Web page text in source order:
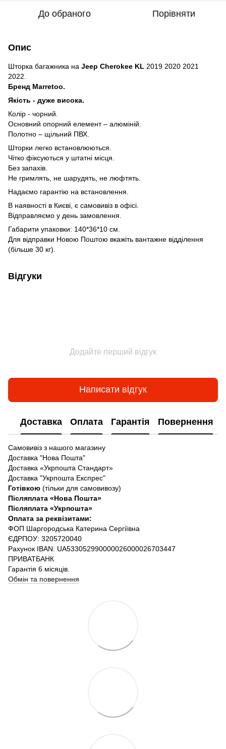
До обраного Порівняти
Опис
Шторка багажника на Jeep Cherokee KL 2019 2020 2021
2022.
Бренд Marretoo.
Якість - дуже висока.
Колір - чорний.
Основний опорний елемент – алюміній.
Полотно – щільний ПВХ.
Шторки легко встановлюються.
Чітко фіксуються у штатні місця.
Без запахів.
Не гримлять, не шарудять, не люфтять.
Надаємо гарантію на встановлення.
В наявності в Києві, є самовивіз в офісі.
Відправляємо у день замовлення.
Габарити упаковки: 140*36*10 см.
Для відправки Новою Поштою вкажіть вантажне відділення
(більше 30 кг).
Відгуки
Додайте перший відгук
Написати відгук
Доставка Оплата Гарантія Повернення
Самовивіз з нашого магазину
Доставка "Нова Пошта"
Доставка «Укрпошта Стандарт»
Доставка "Укрпошта Експрес"
Готівкою (тільки для самовивозу)
Післяплата «Нова Пошта»
Післяплата «Укрпошта»
Оплата за реквізитами:
ФОП Шаргородська Катерина Сергіївна
ЄДРПОУ: 3205720040
Рахунок IBAN: UA533052990000026000026703447
ПРИВАТБАНК
Гарантія 6 місяців.
Обмін та повернення